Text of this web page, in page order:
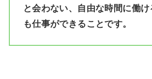
と会わない、自由な時間に働
も仕事ができることです。